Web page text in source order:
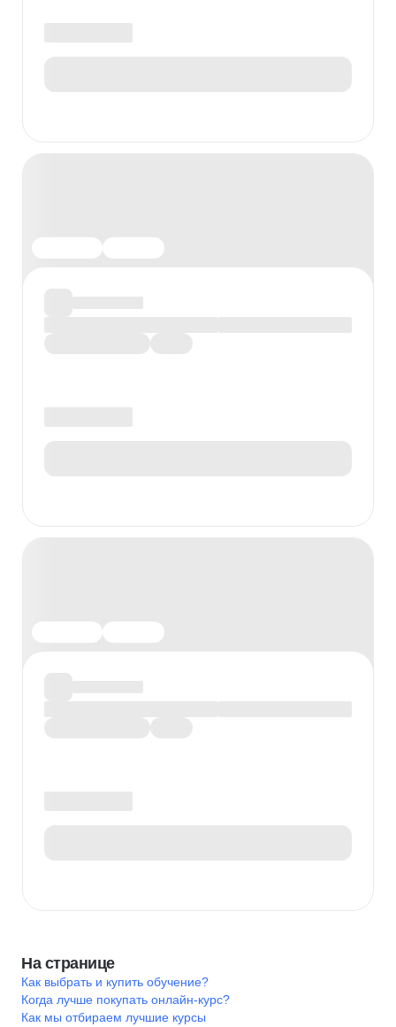
На странице
Как выбрать и купить обучение?
Когда лучше покупать онлайн-курс?
Как мы отбираем лучшие курсы